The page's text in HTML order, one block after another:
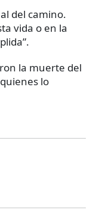
del camino.
vida o en la
la muerte del
lo